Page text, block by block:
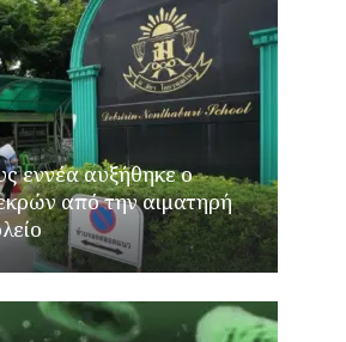
εννέα αυξήθηκε ο
από την αιματηρή